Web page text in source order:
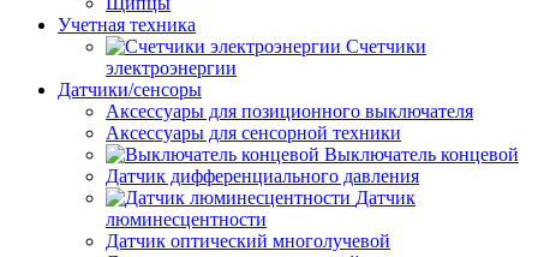
Учетная техника
Счетчики
электроэнергии
Датчики/сенсоры
Аксессуары для позиционного выключателя
Аксессуары для сенсорной техники
Выключатель концевой
Датчик дифференциального давления
Датчик
люминесцентности
Датчик оптический многолучевой